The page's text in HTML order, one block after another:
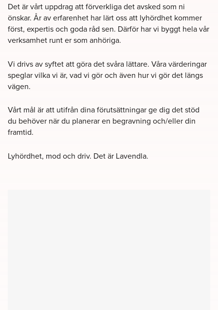
Det är vårt uppdrag att förverkliga det avsked som ni
önskar. År av erfarenhet har lärt oss att lyhördhet kommer
först, expertis och goda råd sen. Därför har vi byggt hela vår
verksamhet runt er som anhöriga.
Vi drivs av syftet att göra det svåra lättare. Våra värderingar
speglar vilka vi är, vad vi gör och även hur vi gör det längs
vägen.
Vårt mål är att utifrån dina förutsättningar ge dig det stöd
du behöver när du planerar en begravning och/eller din
framtid.
Lyhördhet, mod och driv. Det är Lavendla.